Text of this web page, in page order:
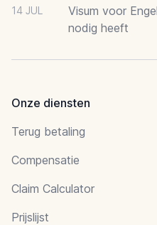
14 JUL
Visum voor
nodig heeft
Onze diensten
Terug betaling
Compensatie
Claim Calculator
Prijslijst